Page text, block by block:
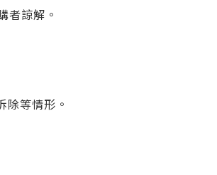
者諒解。
等情形。